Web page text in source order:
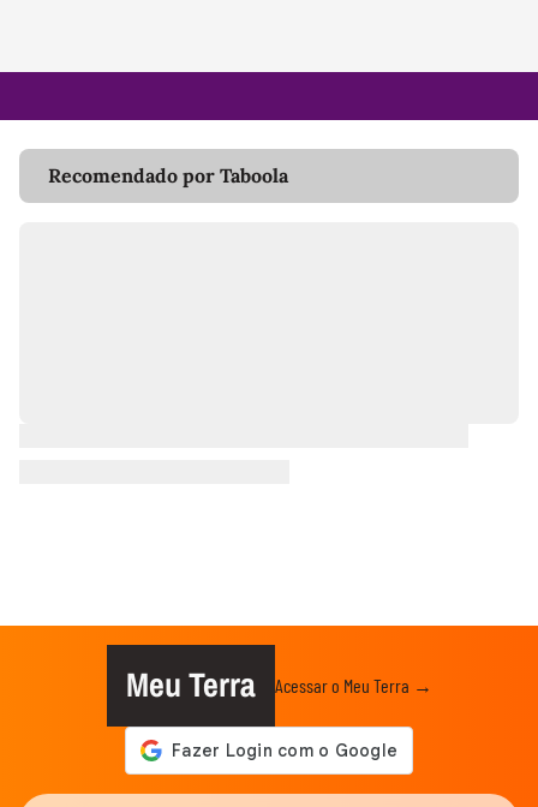
Recomendado por Taboola
Meu Terra Acessar o Meu Terra →